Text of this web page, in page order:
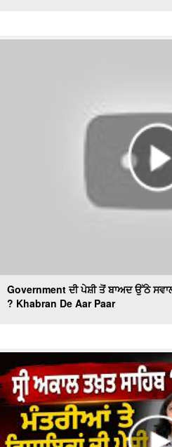
Government ਦੀ ਪੇਸ਼ੀ ਤੋਂ ਬਾਅਦ ਉੱਠੇ
? Khabran De Aar Paar